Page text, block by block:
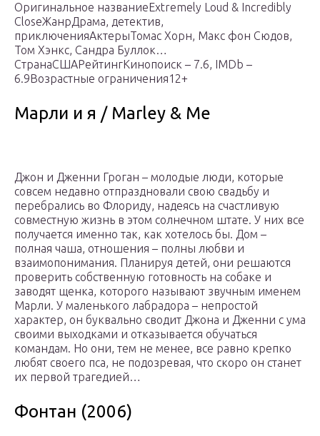
Оригинальное названиеExtremely Loud & Incredibly
CloseЖанрДрама, детектив,
приключенияАктерыТомас Хорн, Макс фон Сюдов,
Том Хэнкс, Сандра Буллок…
СтранаСШАРейтингКинопоиск – 7.6, IMDb –
6.9Возрастные ограничения12+
Марли и я / Marley & Me
Джон и Дженни Гроган – молодые люди, которые
совсем недавно отпраздновали свою свадьбу и
перебрались во Флориду, надеясь на счастливую
совместную жизнь в этом солнечном штате. У них все
получается именно так, как хотелось бы. Дом –
полная чаша, отношения – полны любви и
взаимопонимания. Планируя детей, они решаются
проверить собственную готовность на собаке и
заводят щенка, которого называют звучным именем
Марли. У маленького лабрадора – непростой
характер, он буквально сводит Джона и Дженни с ума
своими выходками и отказывается обучаться
командам. Но они, тем не менее, все равно крепко
любят своего пса, не подозревая, что скоро он станет
их первой трагедией…
Фонтан (2006)